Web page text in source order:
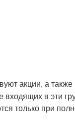
акции, а
входящих в эти
только при